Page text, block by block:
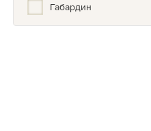
Габардин